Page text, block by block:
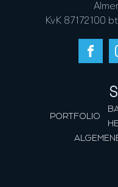
KvK 87172100
PORTFOLIO